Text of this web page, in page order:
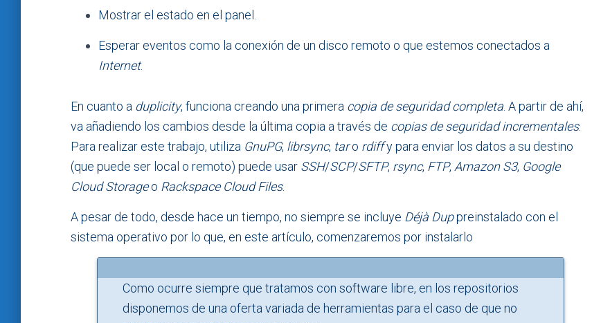
Mostrar el estado en el panel.
Esperar eventos como la conexión de un disco remoto o que estemos conectados a
Internet.
En cuanto a duplicity, funciona creando una primera copia de seguridad completa . A partir de ahí,
va añadiendo los cambios desde la última copia a través de copias de seguridad incrementales.
Para realizar este trabajo, utiliza GnuPG, librsync, taro rdiffy para enviar los datos a su destino
(que puede ser local o remoto) puede usar SSH/SCP/SFTP, rsync, FTP, Amazon S3, Google
Cloud Storageo Rackspace Cloud Files.
A pesar de todo, desde hace un tiempo, no siempre se incluye Déjà Duppreinstalado con el
sistema operativo por lo que, en este artículo, comenzaremos por instalarlo
Como ocurre siempre que tratamos con software libre, en los repositorios
disponemos de una oferta variada de herramientas para el caso de que no